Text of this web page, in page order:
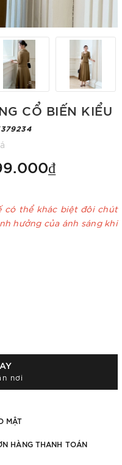
CỔ BIẾN KIỂU
có thể khác biệt đôi chút
hưởng của ánh sáng khi
nơi
MẬT
HÀNG THANH TOÁN